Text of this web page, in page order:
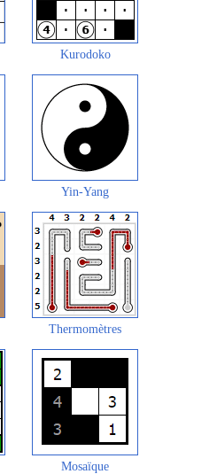
Kurodoko
Yin-Yang
Thermomètres
Mosaïque